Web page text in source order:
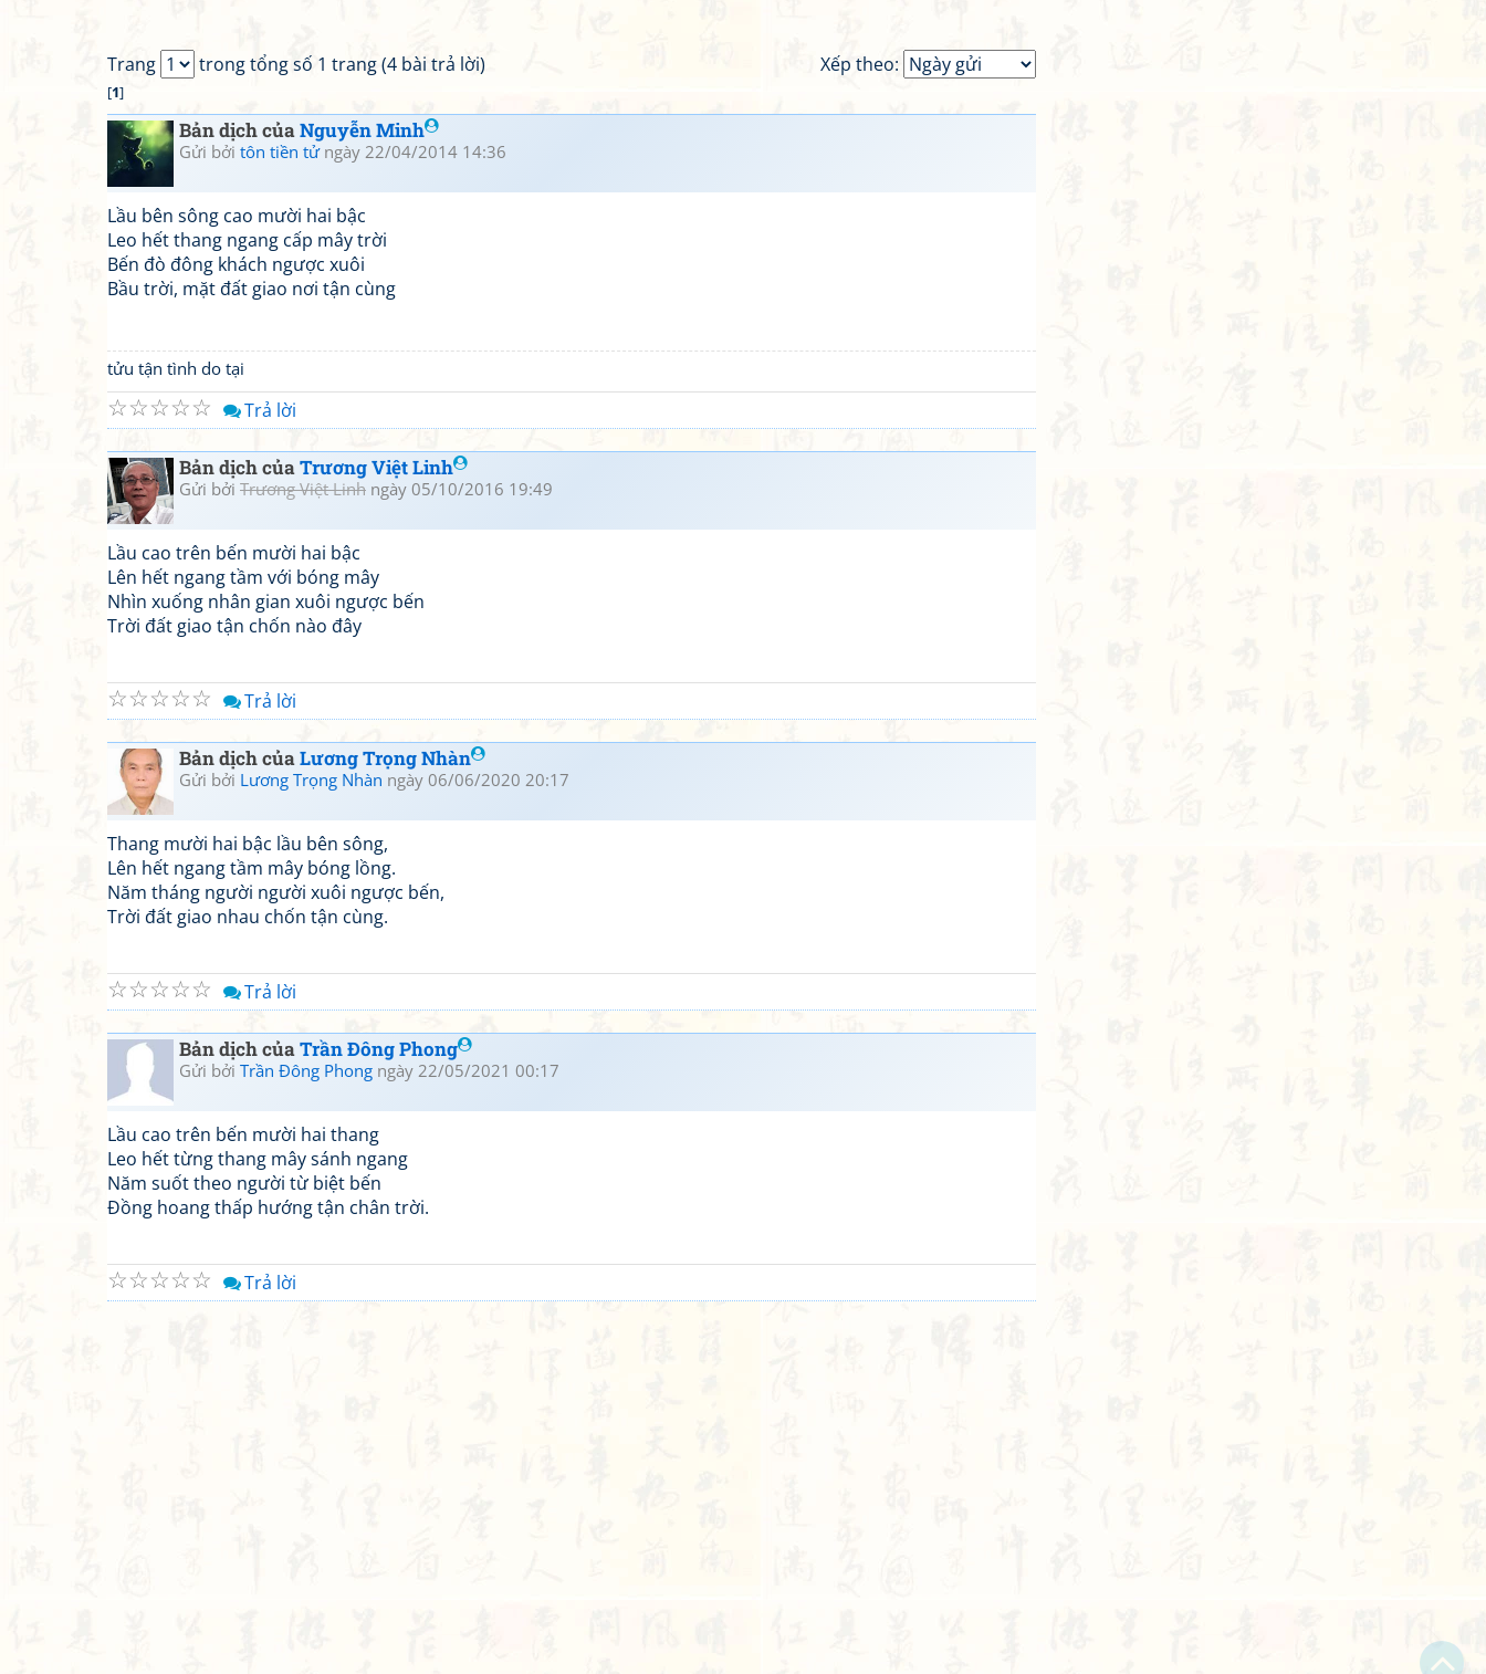
Xếp theo:
Trang trong tổng số 1 trang (4 bài trả lời)
[1]
Bản dịch củaNguyễn Minh
Gửi bởi tôn tiền tửngày 22/04/2014 14:36
Lầu bên sông cao mười hai bậc
Leo hết thang ngang cấp mây trời
Bến đò đông khách ngược xuôi
Bầu trời, mặt đất giao nơi tận cùng
tửu tận tình do tại
☆
☆
☆
☆
☆ Trả lời
Bản dịch củaTrương Việt Linh
Gửi bởi Trương Việt Linh ngày 05/10/2016 19:49
Lầu cao trên bến mười hai bậc
Lên hết ngang tầm với bóng mây
Nhìn xuống nhân gian xuôi ngược bến
Trời đất giao tận chốn nào đây
☆
☆
☆
☆
☆ Trả lời
Bản dịch củaLương Trọng Nhàn
Gửi bởi Lương Trọng Nhàn ngày 06/06/2020 20:17
Thang mười hai bậc lầu bên sông,
Lên hết ngang tầm mây bóng lồng.
Năm tháng người người xuôi ngược bến,
Trời đất giao nhau chốn tận cùng.
☆
☆
☆
☆
☆ Trả lời
Bản dịch củaTrần Đông Phong
Gửi bởi Trần Đông Phong ngày 22/05/2021 00:17
Lầu cao trên bến mười hai thang
Leo hết từng thang mây sánh ngang
Năm suốt theo người từ biệt bến
Đồng hoang thấp hướng tận chân trời.
☆
☆
☆
☆
☆ Trả lời